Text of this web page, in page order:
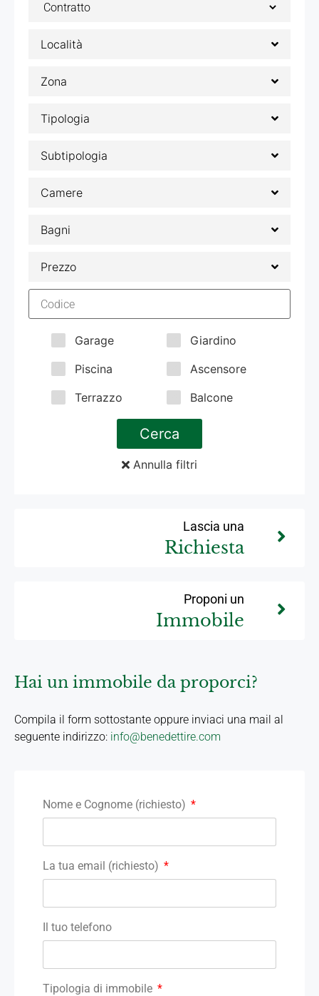
Località
Zona
Tipologia
Subtipologia
Camere
Bagni
Prezzo
Garage
Giardino
Piscina
Ascensore
Terrazzo
Balcone
Cerca
Annulla filtri
Lascia una
Richiesta
Proponi un
Immobile
Hai un immobile da proporci?
Compila il form sottostante oppure inviaci una mail al
seguente indirizzo: info@benedettire.com
Nome e Cognome (richiesto)
La tua email (richiesto)
Il tuo telefono
Tipologia di immobile